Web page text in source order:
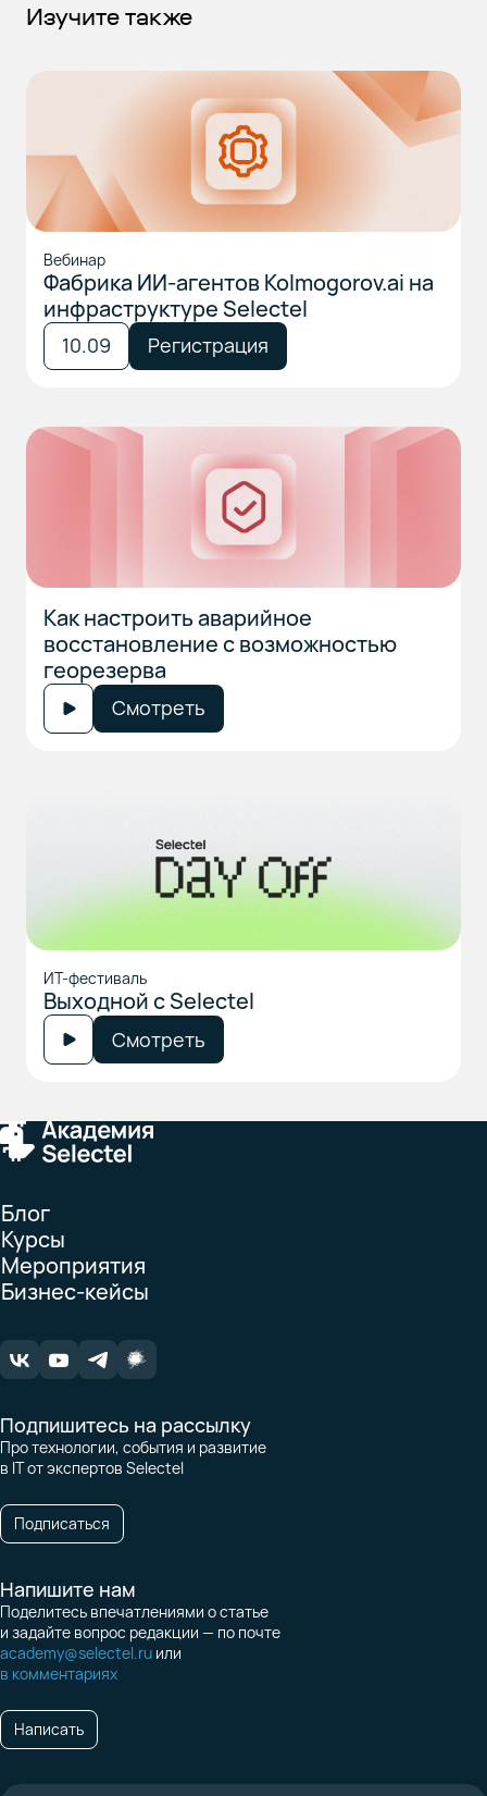
Изучите также
Вебинар
Фабрика ИИ-агентов Kolmogorov.ai на
инфраструктуре Selectel
10.09 Регистрация
Как настроить аварийное
восстановление с возможностью
георезерва
Смотреть
ИТ-фестиваль
Выходной с Selectel
Смотреть
Блог
Курсы
Мероприятия
Бизнес-кейсы
Подпишитесь на рассылку
Про технологии, события и развитие
в IT от экспертов Selectel
Подписаться
Напишите нам
Поделитесь впечатлениями о статье
и задайте вопрос редакции — по почте
academy@selectel.ru или
в комментариях
Написать